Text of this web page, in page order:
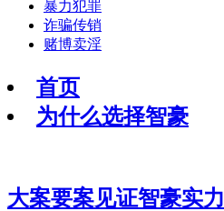
暴力犯罪
诈骗传销
赌博卖淫
首页
为什么选择智豪
大案要案见证智豪实力